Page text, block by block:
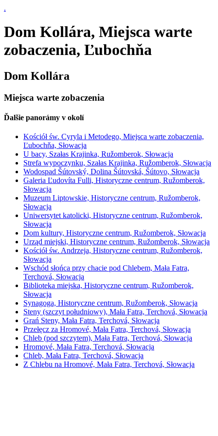
.
Dom Kollára, Miejsca warte
zobaczenia, Ľubochňa
Dom Kollára
Miejsca warte zobaczenia
Ďalšie panorámy v okolí
Kościół św. Cyryla i Metodego, Miejsca warte zobaczenia,
Ľubochňa, Słowacja
U bacy, Szałas Krajinka, Ružomberok, Słowacja
Strefa wypoczynku, Szałas Krajinka, Ružomberok, Słowacja
Wodospad Šútovský, Dolina Šútovská, Šútovo, Słowacja
Galeria Ľudovíta Fulli, Historyczne centrum, Ružomberok,
Słowacja
Muzeum Liptowskie, Historyczne centrum, Ružomberok,
Słowacja
Uniwersytet katolicki, Historyczne centrum, Ružomberok,
Słowacja
Dom kultury, Historyczne centrum, Ružomberok, Słowacja
Urząd miejski, Historyczne centrum, Ružomberok, Słowacja
Kościół św. Andrzeja, Historyczne centrum, Ružomberok,
Słowacja
Wschód słońca przy chacie pod Chlebem, Mała Fatra,
Terchová, Słowacja
Biblioteka miejska, Historyczne centrum, Ružomberok,
Słowacja
Synagoga, Historyczne centrum, Ružomberok, Słowacja
Steny (szczyt południowy), Mała Fatra, Terchová, Słowacja
Grań Steny, Mała Fatra, Terchová, Słowacja
Przełęcz za Hromové, Mała Fatra, Terchová, Słowacja
Chleb (pod szczytem), Mała Fatra, Terchová, Słowacja
Hromové, Mała Fatra, Terchová, Słowacja
Chleb, Mała Fatra, Terchová, Słowacja
Z Chlebu na Hromové, Mała Fatra, Terchová, Słowacja